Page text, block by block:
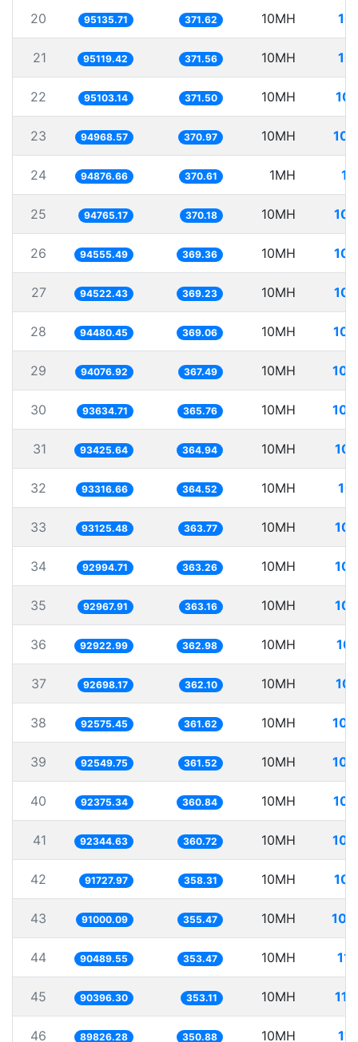
20 95135.71 371.62 10MH
21 95119.42 371.56 10MH
22 95103.14 371.50 10MH
23 94968.57 370.97 10MH
24 94876.66 370.61 1MH
25 94765.17 370.18 10MH
26 94555.49 369.36 10MH
27 94522.43 369.23 10MH
28 94480.45 369.06 10MH
29 94076.92 367.49 10MH
30 93634.71 365.76 10MH
31 93425.64 364.94 10MH
32 93316.66 364.52 10MH
33 93125.48 363.77 10MH
34 92994.71 363.26 10MH
35 92967.91 363.16 10MH
36 92922.99 362.98 10MH
37 92698.17 362.10 10MH
38 92575.45 361.62 10MH
39 92549.75 361.52 10MH
40 92375.34 360.84 10MH
41 92344.63 360.72 10MH
42 91727.97 358.31 10MH
43 91000.09 355.47 10MH
44 90489.55 353.47 10MH
45 90396.30 353.11 10MH
46 89826.28 350.88 10MH